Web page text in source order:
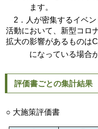
ます。
2．人が密集するイベン
活動において、新型コロ
拡大の影響があるものは
になっている場合が
評価書ごとの集計結果
○ 大施策評価書